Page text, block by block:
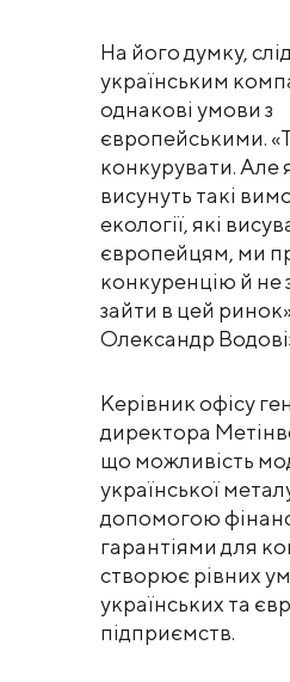
На його думку,
українським
однакові умови з
європейськими.
конкурувати. Але
висунуть такі
екології, які
європейцям, ми
конкуренцію й
зайти в цей
Олександр
Керівник офісу
директора
що можливість
української
допомогою
гарантіями для
створює рівних
українських та
підприємств.